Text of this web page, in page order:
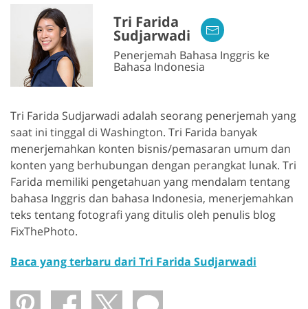
Tri Farida
Sudjarwadi
Penerjemah Bahasa Inggris ke
Bahasa Indonesia
Tri Farida Sudjarwadi adalah seorang penerjemah yang
saat ini tinggal di Washington. Tri Farida banyak
menerjemahkan konten bisnis/pemasaran umum dan
konten yang berhubungan dengan perangkat lunak. Tri
Farida memiliki pengetahuan yang mendalam tentang
bahasa Inggris dan bahasa Indonesia, menerjemahkan
teks tentang fotografi yang ditulis oleh penulis blog
FixThePhoto.
Baca yang terbaru dari Tri Farida Sudjarwadi